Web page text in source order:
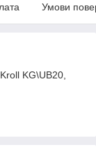
Умови
KG\UB20,